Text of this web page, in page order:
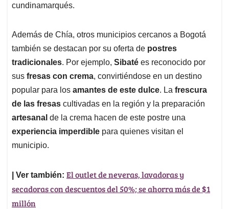
cundinamarqués.
Además de Chía, otros municipios cercanos a Bogotá
también se destacan por su oferta de postres
tradicionales. Por ejemplo, Sibaté es reconocido por
sus fresas con crema, convirtiéndose en un destino
popular para los amantes de este dulce. La frescura
de las fresas cultivadas en la región y la preparación
artesanal de la crema hacen de este postre una
experiencia imperdible para quienes visitan el
municipio.
| Ver también: El outlet de neveras, lavadoras y
secadoras con descuentos del 50%; se ahorra más de $1
millón